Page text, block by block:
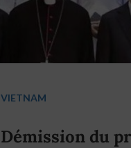
VIETNAM
Démission du